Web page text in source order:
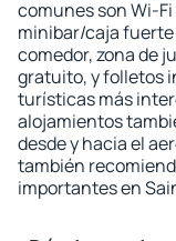
comunes son Wi-
minibar/caja
comedor, zona de
gratuito, y folletos
turísticas más
alojamientos
desde y hacia el
también
importantes en